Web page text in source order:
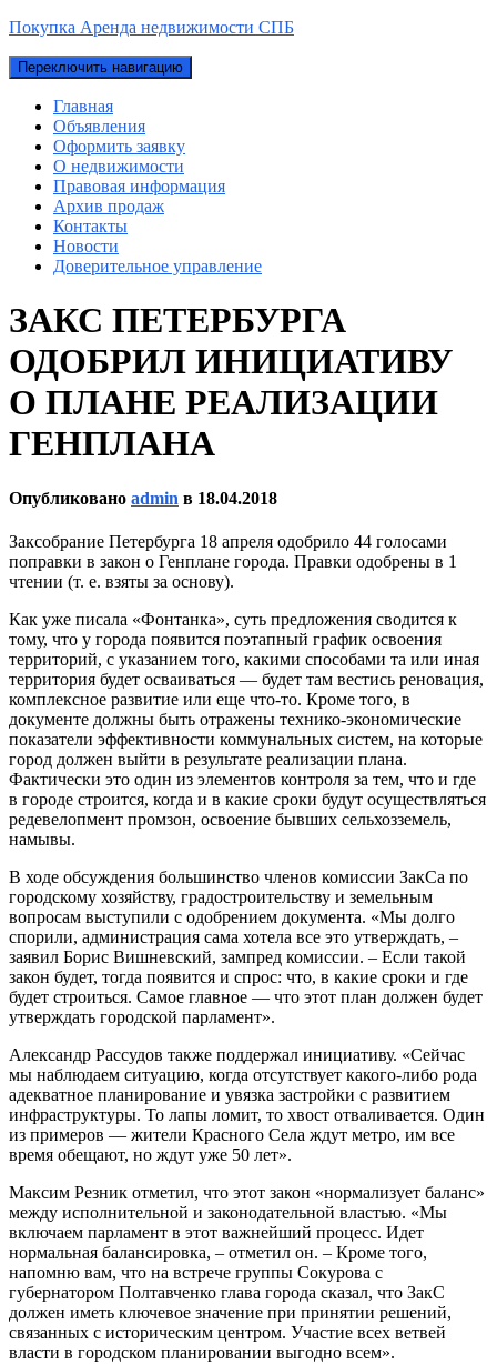
Покупка Аренда недвижимости СПБ
Переключить навигацию
Главная
Объявления
Оформить заявку
О недвижимости
Правовая информация
Архив продаж
Контакты
Новости
Доверительное управление
ЗАКС ПЕТЕРБУРГА
ОДОБРИЛ ИНИЦИАТИВУ
О ПЛАНЕ РЕАЛИЗАЦИИ
ГЕНПЛАНА
Опубликовано admin в 18.04.2018
Заксобрание Петербурга 18 апреля одобрило 44 голосами
поправки в закон о Генплане города. Правки одобрены в 1
чтении (т. е. взяты за основу).
Как уже писала «Фонтанка», суть предложения сводится к
тому, что у города появится поэтапный график освоения
территорий, с указанием того, какими способами та или иная
территория будет осваиваться — будет там вестись реновация,
комплексное развитие или еще что-то. Кроме того, в
документе должны быть отражены технико-экономические
показатели эффективности коммунальных систем, на которые
город должен выйти в результате реализации плана.
Фактически это один из элементов контроля за тем, что и где
в городе строится, когда и в какие сроки будут осуществляться
редевелопмент промзон, освоение бывших сельхозземель,
намывы.
В ходе обсуждения большинство членов комиссии ЗакСа по
городскому хозяйству, градостроительству и земельным
вопросам выступили с одобрением документа. «Мы долго
спорили, администрация сама хотела все это утверждать, –
заявил Борис Вишневский, зампред комиссии. – Если такой
закон будет, тогда появится и спрос: что, в какие сроки и где
будет строиться. Самое главное — что этот план должен будет
утверждать городской парламент».
Александр Рассудов также поддержал инициативу. «Сейчас
мы наблюдаем ситуацию, когда отсутствует какого-либо рода
адекватное планирование и увязка застройки с развитием
инфраструктуры. То лапы ломит, то хвост отваливается. Один
из примеров — жители Красного Села ждут метро, им все
время обещают, но ждут уже 50 лет».
Максим Резник отметил, что этот закон «нормализует баланс»
между исполнительной и законодательной властью. «Мы
включаем парламент в этот важнейший процесс. Идет
нормальная балансировка, – отметил он. – Кроме того,
напомню вам, что на встрече группы Сокурова с
губернатором Полтавченко глава города сказал, что ЗакС
должен иметь ключевое значение при принятии решений,
связанных с историческим центром. Участие всех ветвей
власти в городском планировании выгодно всем».